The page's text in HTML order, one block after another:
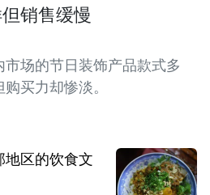
销售缓慢
场的节日装饰产品款式多
买力却惨淡。
区的饮食文